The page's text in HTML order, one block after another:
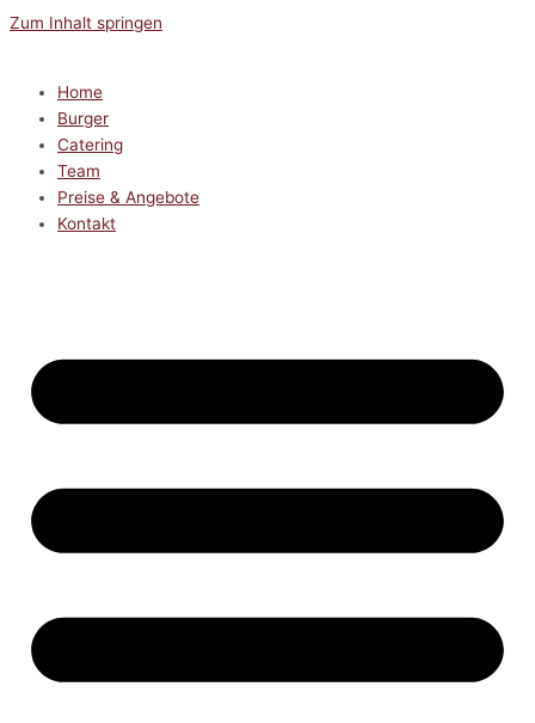
Zum Inhalt springen
Home
Burger
Catering
Team
Preise & Angebote
Kontakt